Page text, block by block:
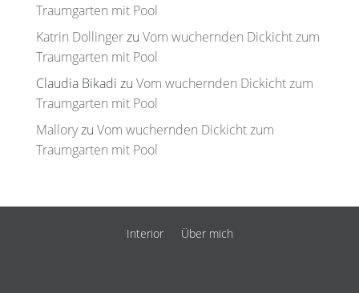
Traumgarten mit Pool
Katrin Dollingerzu Vom wuchernden Dickicht zum
Traumgarten mit Pool
Claudia Bikadi zu Vom wuchernden Dickicht zum
Traumgarten mit Pool
Malloryzu Vom wuchernden Dickicht zum
Traumgarten mit Pool
Interior Über mich